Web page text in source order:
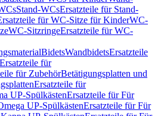
Stand-WCsErsatzteile für Stand-
für WC-Sitze für KinderWC-
WC-SitzringeErsatzteile für WC-
BidetsWandbidetsErsatzteile
Ersatzteile für
für ZubehörBetätigungsplatten und
Ersatzteile für
UP-SpülkästenErsatzteile für Für
UP-SpülkästenErsatzteile für Für